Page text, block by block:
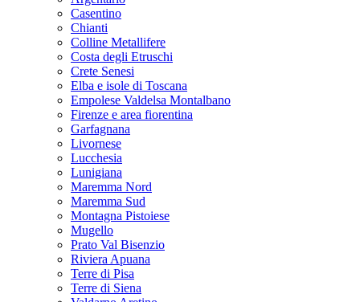
Casentino
Chianti
Colline Metallifere
Costa degli Etruschi
Crete Senesi
Elba e isole di Toscana
Empolese Valdelsa Montalbano
Firenze e area fiorentina
Garfagnana
Livornese
Lucchesia
Lunigiana
Maremma Nord
Maremma Sud
Montagna Pistoiese
Mugello
Prato Val Bisenzio
Riviera Apuana
Terre di Pisa
Terre di Siena